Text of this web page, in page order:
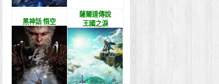
黑神話 悟空
薩爾達傳說
王國之淚